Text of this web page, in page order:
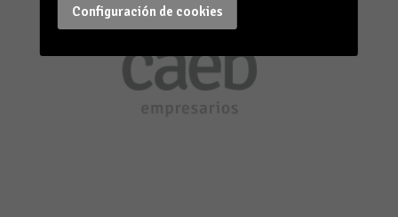
Configuración de cookies